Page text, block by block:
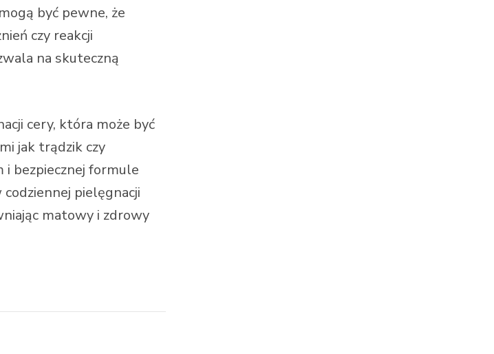
być pewne, że
czy reakcji
na skuteczną
cery, która może być
jak trądzik czy
i bezpiecznej formule
pielęgnacji
matowy i zdrowy